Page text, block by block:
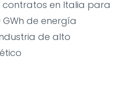
contratos en Italia para
GWh de energía
de alto